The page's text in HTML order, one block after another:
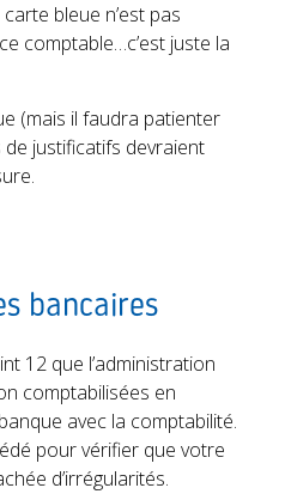
bleue n’est pas
comptable…c’est juste la
(mais il faudra patienter
justificatifs devraient
bancaires
12 que l’administration
comptabilisées en
avec la comptabilité.
pour vérifier que votre
d’irrégularités.